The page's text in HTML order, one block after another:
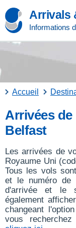
Arrivals
Informations
Accueil
Arrivées
Belfast
Les arrivées de
Royaume Uni
Tous les vols
et le numéro de
d'arrivée et le
également
changeant
vous